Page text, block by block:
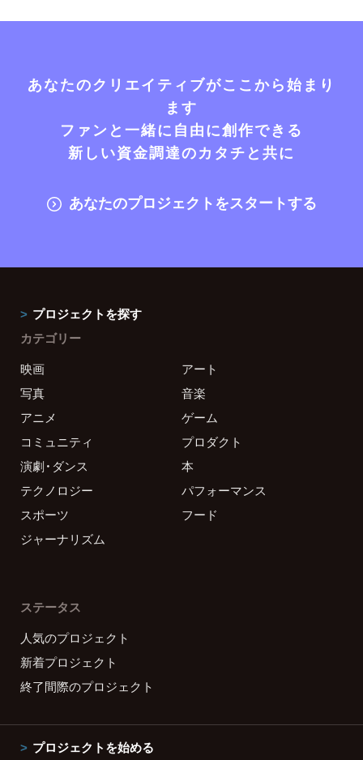
あなたのクリエイティブがここから始まり
ます
ファンと一緒に自由に創作できる
新しい資金調達のカタチと共に
あなたのプロジェクトをスタートする
プロジェクトを探す
カテゴリー
映画
アート
写真
音楽
アニメ
ゲーム
コミュニティ
プロダクト
演劇・ダンス
本
テクノロジー
パフォーマンス
スポーツ
フード
ジャーナリズム
ステータス
人気のプロジェクト
新着プロジェクト
終了間際のプロジェクト
プロジェクトを始める